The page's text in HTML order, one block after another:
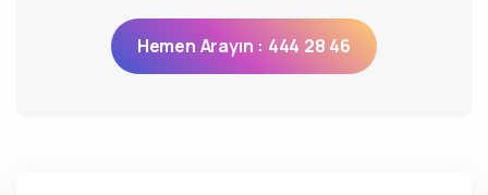
Hemen Arayın : 444 28 46